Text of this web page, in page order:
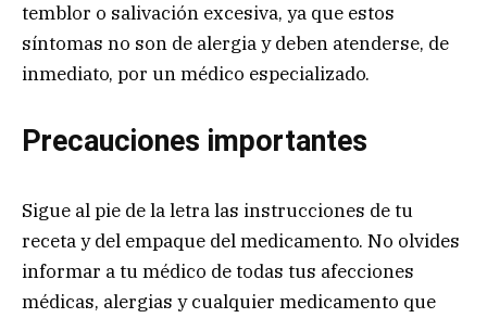
temblor o salivación excesiva, ya que estos
síntomas no son de alergia y deben atenderse, de
inmediato, por un médico especializado.
Precauciones importantes
Sigue al pie de la letra las instrucciones de tu
receta y del empaque del medicamento. No olvides
informar a tu médico de todas tus afecciones
médicas, alergias y cualquier medicamento que